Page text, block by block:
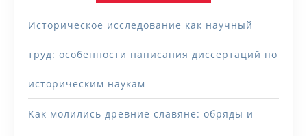
Историческое исследование как научный
труд: особенности написания диссертаций по
историческим наукам
Как молились древние славяне: обряды и